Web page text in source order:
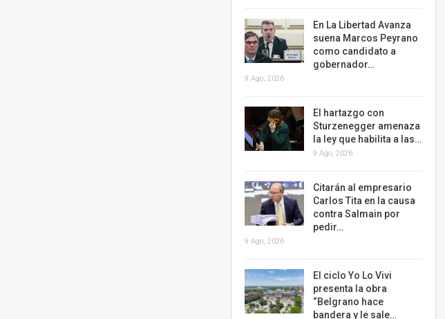
En La Libertad Avanza
suena Marcos Peyrano
como candidato a
gobernador…
9 Ago, 2026
El hartazgo con
Sturzenegger amenaza
la ley que habilita a las…
9 Ago, 2026
Citarán al empresario
Carlos Tita en la causa
contra Salmain por
pedir…
9 Ago, 2026
El ciclo Yo Lo Vivi
presenta la obra
“Belgrano hace
bandera y le sale…